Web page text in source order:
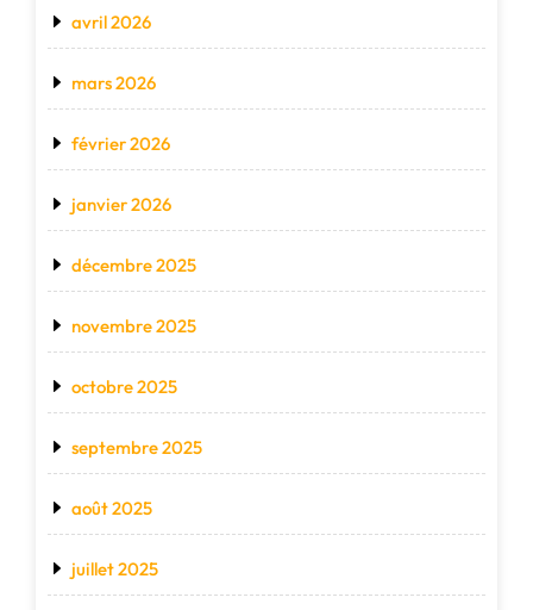
avril 2026
mars 2026
février 2026
janvier 2026
décembre 2025
novembre 2025
octobre 2025
septembre 2025
août 2025
juillet 2025